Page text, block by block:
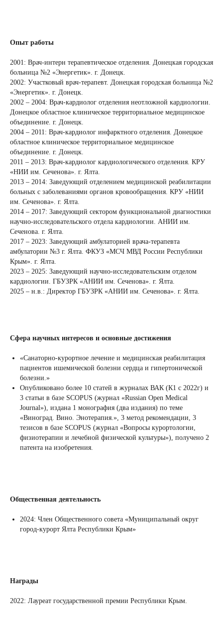
Опыт работы
2001: Врач-интерн терапевтическое отделения. Донецкая городская
больница №2 «Энергетик». г. Донецк.
2002: Участковый врач-терапевт. Донецкая городская больница №2
«Энергетик». г. Донецк.
2002 – 2004: Врач-кардиолог отделения неотложной кардиологии.
Донецкое областное клиническое территориальное медицинское
объединение. г. Донецк.
2004 – 2011: Врач-кардиолог инфарктного отделения. Донецкое
областное клиническое территориальное медицинское
объединение. г. Донецк.
2011 – 2013: Врач-кардиолог кардиологического отделения. КРУ
«НИИ им. Сеченова». г. Ялта.
2013 – 2014: Заведующий отделением медицинской реабилитации
больных с заболеваниями органов кровообращения. КРУ «НИИ
им. Сеченова». г. Ялта.
2014 – 2017: Заведующий сектором функциональной диагностики
научно-исследовательского отдела кардиологии. АНИИ им.
Сеченова. г. Ялта.
2017 – 2023: Заведующий амбулаторией врача-терапевта
амбулатории №3 г. Ялта. ФКУЗ «МСЧ МВД России Республики
Крым». г. Ялта.
2023 – 2025: Заведующий научно-исследовательским отделом
кардиологии. ГБУЗРК «АНИИ им. Сеченова». г. Ялта.
2025 – н.в.: Директор ГБУЗРК «АНИИ им. Сеченова». г. Ялта.
Сфера научных интересов и основные достижения
«Санаторно-курортное лечение и медицинская реабилитация
пациентов ишемической болезни сердца и гипертонической
болезни.»
Опубликовано более 10 статей в журналах ВАК (К1 с 2022г) и
3 статьи в базе SCOPUS (журнал «Russian Open Medical
Journal»), издана 1 монография (два издания) по теме
«Виноград. Вино. Энотерапия.», 3 метод рекомендации, 3
тезисов в базе SCOPUS (журнал «Вопросы курортологии,
физиотерапии и лечебной физической культуры»), получено 2
патента на изобретения.
Общественная деятельность
2024: Член Общественного совета «Муниципальный округ
город-курорт Ялта Республики Крым»
Награды
2022: Лауреат государственной премии Республики Крым.